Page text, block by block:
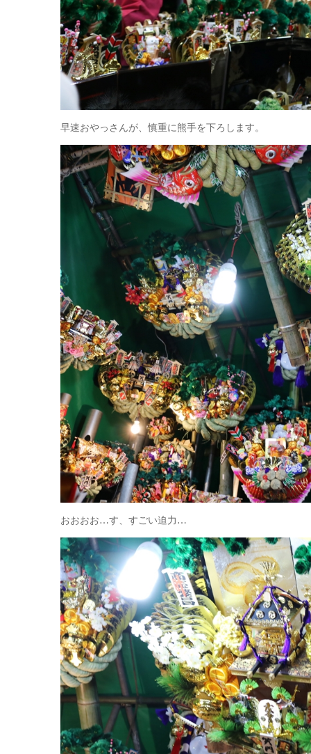
早速おやっさんが、慎重に熊手を下ろします。
おおおお…す、すごい迫力…